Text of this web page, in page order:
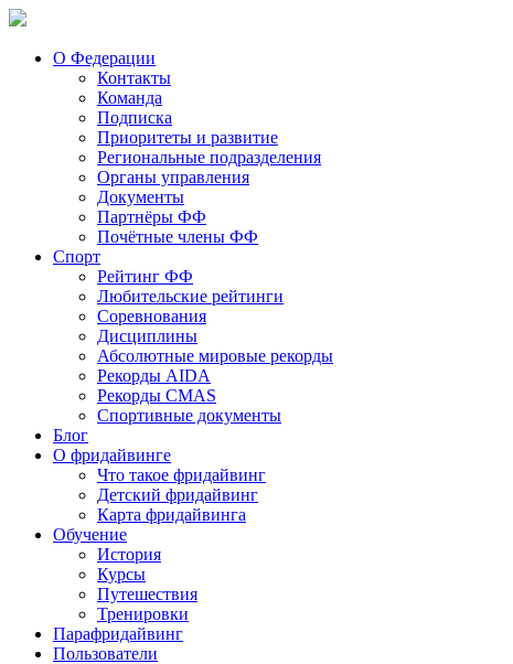
О Федерации
Контакты
Команда
Подписка
Приоритеты и развитие
Региональные подразделения
Органы управления
Документы
Партнёры ФФ
Почётные члены ФФ
Спорт
Рейтинг ФФ
Любительские рейтинги
Соревнования
Дисциплины
Абсолютные мировые рекорды
Рекорды AIDA
Рекорды CMAS
Спортивные документы
Блог
О фридайвинге
Что такое фридайвинг
Детский фридайвинг
Карта фридайвинга
Обучение
История
Курсы
Путешествия
Тренировки
Парафридайвинг
Пользователи